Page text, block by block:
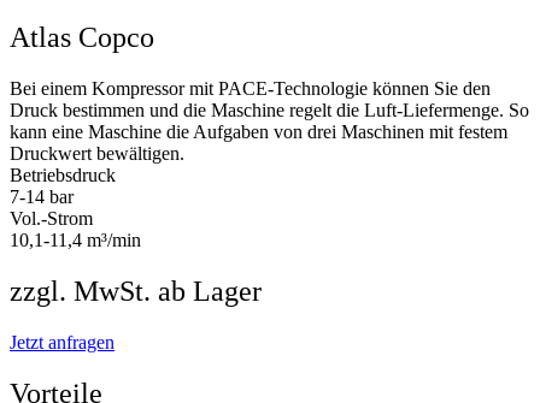
Atlas Copco
Bei einem Kompressor mit PACE-Technologie können Sie den
Druck bestimmen und die Maschine regelt die Luft-Liefermenge. So
kann eine Maschine die Aufgaben von drei Maschinen mit festem
Druckwert bewältigen.
Betriebsdruck
7-14 bar
Vol.-Strom
10,1-11,4 m³/min
zzgl. MwSt. ab Lager
Jetzt anfragen
Vorteile